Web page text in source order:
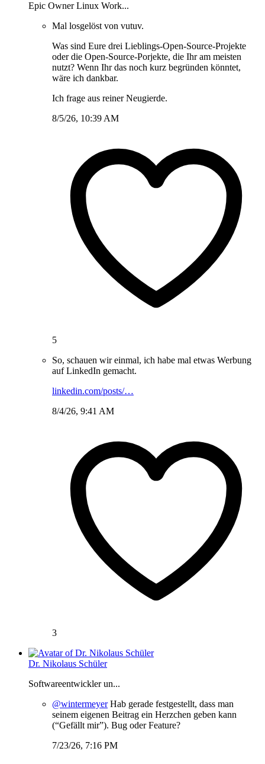
Epic Owner Linux Work...
Mal losgelöst von vutuv.
Was sind Eure drei Lieblings-Open-Source-Projekte
oder die Open-Source-Porjekte, die Ihr am meisten
nutzt? Wenn Ihr das noch kurz begründen könntet,
wäre ich dankbar.
Ich frage aus reiner Neugierde.
8/5/26, 10:39 AM
5
So, schauen wir einmal, ich habe mal etwas Werbung
auf LinkedIn gemacht.
linkedin.com/posts/…
8/4/26, 9:41 AM
3
Dr. Nikolaus Schüler
Softwareentwickler un...
@wintermeyerHab gerade festgestellt, dass man
seinem eigenen Beitrag ein Herzchen geben kann
(“Gefällt mir”). Bug oder Feature?
7/23/26, 7:16 PM